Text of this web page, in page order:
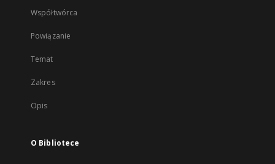
Współtwórca
Powiązanie
Temat
Zakres
Opis
O Bibliotece